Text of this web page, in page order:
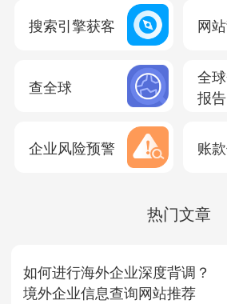
搜索引擎获客 网
查全球
全
报告
企业风险预警 账
热门文章
如何进行海外企业深度背调？
境外企业信息查询网站推荐